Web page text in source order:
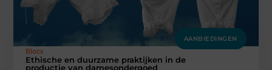
AANBIEDINGEN
Blocs
Ethische en duurzame praktijken in de
productie van damesondergoed